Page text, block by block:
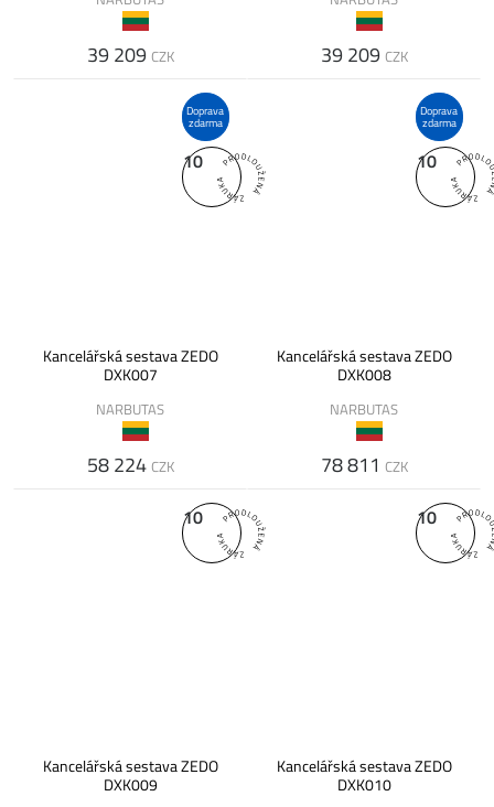
39 209 CZK 39 209 CZK
Doprava
zdarma
10
Kancelářská sestava ZEDO
DXK007
NARBUTAS
58 224 CZK
Doprava
zdarma
10
Kancelářská sestava ZEDO
DXK008
NARBUTAS
78 811 CZK
10
Kancelářská sestava ZEDO
DXK009
10
Kancelářská sestava ZEDO
DXK010